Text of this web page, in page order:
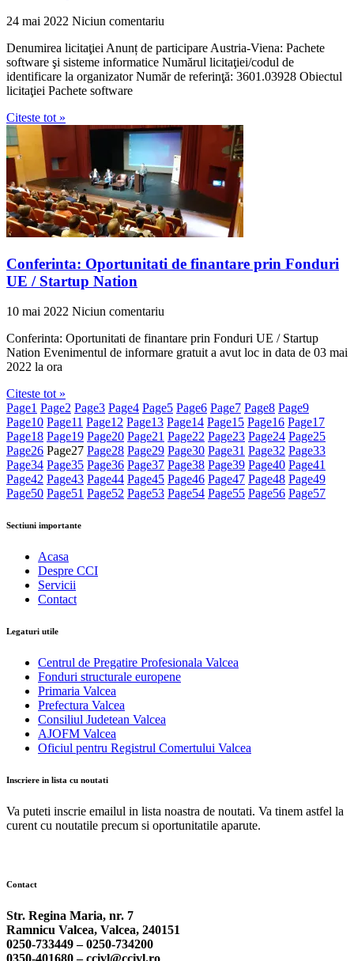
24 mai 2022 Niciun comentariu
Denumirea licitaţiei Anunț de participare Austria-Viena: Pachete
software şi sisteme informatice Numărul licitaţiei/codul de
identificare la organizator Număr de referinţă: 3601.03928 Obiectul
licitaţiei Pachete software
Citeste tot »
Conferinta: Oportunitati de finantare prin Fonduri
UE / Startup Nation
10 mai 2022 Niciun comentariu
Conferinta: Oportunitati de finantare prin Fonduri UE / Startup
Nation Evenimentul de informare gratuit a avut loc in data de 03 mai
2022 la ora
Citeste tot »
Page1 Page2 Page3 Page4 Page5 Page6 Page7 Page8 Page9
Page10 Page11 Page12 Page13 Page14 Page15 Page16 Page17
Page18 Page19 Page20 Page21 Page22 Page23 Page24 Page25
Page26 Page27 Page28 Page29 Page30 Page31 Page32 Page33
Page34 Page35 Page36 Page37 Page38 Page39 Page40 Page41
Page42 Page43 Page44 Page45 Page46 Page47 Page48 Page49
Page50 Page51 Page52 Page53 Page54 Page55 Page56 Page57
Sectiuni importante
Acasa
Despre CCI
Servicii
Contact
Legaturi utile
Centrul de Pregatire Profesionala Valcea
Fonduri structurale europene
Primaria Valcea
Prefectura Valcea
Consiliul Judetean Valcea
AJOFM Valcea
Oficiul pentru Registrul Comertului Valcea
Inscriere in lista cu noutati
Va puteti inscrie emailul in lista noastra de noutati. Va tinem astfel la
curent cu noutatile precum si oportunitatile aparute.
Contact
Str. Regina Maria, nr. 7
Ramnicu Valcea, Valcea, 240151
0250-733449 –0250-734200
0350-401680 –ccivl@ccivl.ro